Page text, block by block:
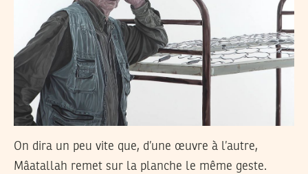
On dira un peu vite que, d’une œuvre à l’autre,
Mâatallah remet sur la planche le même geste.